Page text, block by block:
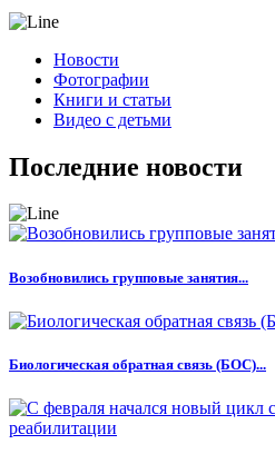
Новости
Фотографии
Книги и статьи
Видео с детьми
Последние новости
Возобновились групповые занятия...
Биологическая обратная связь (БОС)...